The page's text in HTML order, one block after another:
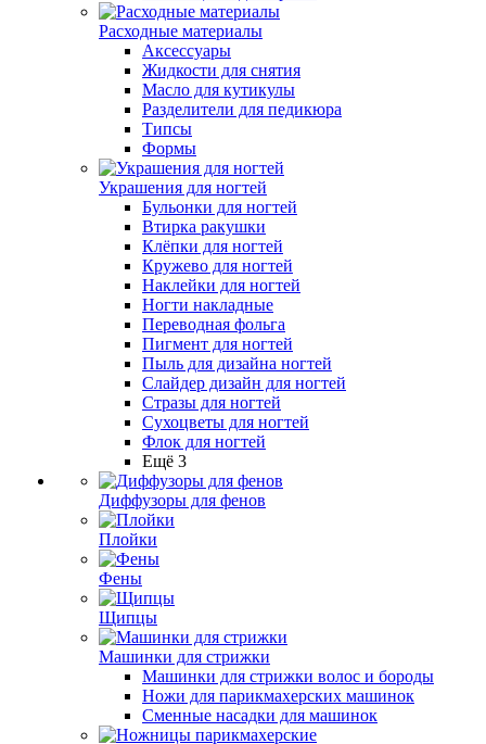
Расходные материалы
Аксессуары
Жидкости для снятия
Масло для кутикулы
Разделители для педикюра
Типсы
Формы
Украшения для ногтей
Бульонки для ногтей
Втирка ракушки
Клёпки для ногтей
Кружево для ногтей
Наклейки для ногтей
Ногти накладные
Переводная фольга
Пигмент для ногтей
Пыль для дизайна ногтей
Слайдер дизайн для ногтей
Стразы для ногтей
Сухоцветы для ногтей
Флок для ногтей
Ещё 3
Диффузоры для фенов
Плойки
Фены
Щипцы
Машинки для стрижки
Машинки для стрижки волос и бороды
Ножи для парикмахерских машинок
Сменные насадки для машинок